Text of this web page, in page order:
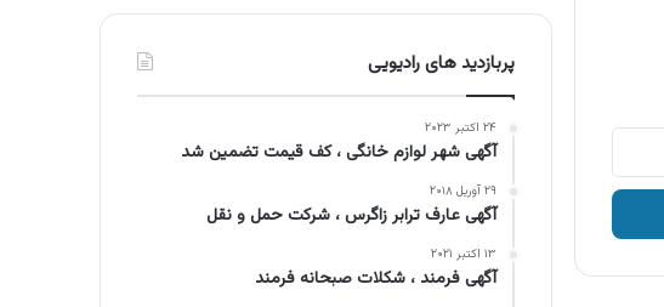
پربازدید های رادیویی
۲۴ اکتبر ۲۰۲۳
آگهی شهر لوازم خانگی ، کف قیمت تضمین شد
۲۹ آوریل ۲۰۱۸
آگهی عارف ترابر زاگرس ، شرکت حمل و نقل
۱۳ اکتبر ۲۰۲۱
آگهی فرمند ، شکلات صبحانه فرمند